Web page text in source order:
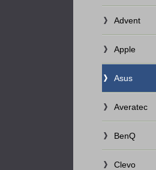
Advent
Apple
Asus
Averatec
BenQ
Clevo